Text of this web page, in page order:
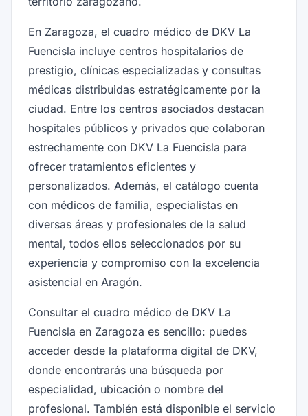
En Zaragoza, el cuadro médico de DKV La
Fuencisla incluye centros hospitalarios de
prestigio, clínicas especializadas y consultas
médicas distribuidas estratégicamente por la
ciudad. Entre los centros asociados destacan
hospitales públicos y privados que colaboran
estrechamente con DKV La Fuencisla para
ofrecer tratamientos eficientes y
personalizados. Además, el catálogo cuenta
con médicos de familia, especialistas en
diversas áreas y profesionales de la salud
mental, todos ellos seleccionados por su
experiencia y compromiso con la excelencia
asistencial en Aragón.
Consultar el cuadro médico de DKV La
Fuencisla en Zaragoza es sencillo: puedes
acceder desde la plataforma digital de DKV,
donde encontrarás una búsqueda por
especialidad, ubicación o nombre del
profesional. También está disponible el servicio